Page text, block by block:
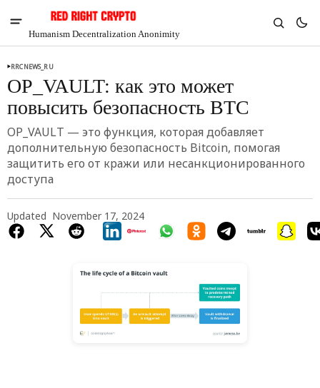
Humanism Decentralization Anonimity
$1.37
RRCNEWS_RU
OP_VAULT: как это может
повысить безопасность BTC
OP_VAULT — это функция, которая добавляет
дополнительную безопасность Bitcoin, помогая
защитить его от кражи или несанкционированного
доступа
Updated November 17, 2024